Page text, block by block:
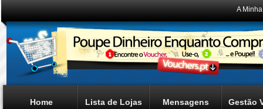
A
Home Lista de Lojas Mensagens Gestão